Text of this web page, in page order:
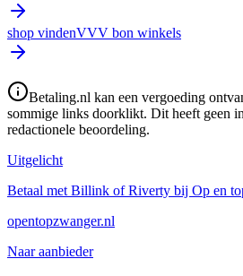
shop vindenVVV bon winkels
Betaling.nl kan een vergoeding
sommige links doorklikt. Dit heeft geen
redactionele beoordeling.
Uitgelicht
Betaal met Billink of Riverty bij Op en
opentopzwanger.nl
Naar aanbieder